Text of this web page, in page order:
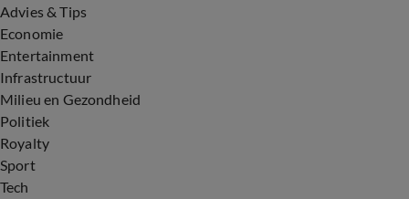
Advies & Tips
Economie
Entertainment
Infrastructuur
Milieu en Gezondheid
Politiek
Royalty
Sport
Tech